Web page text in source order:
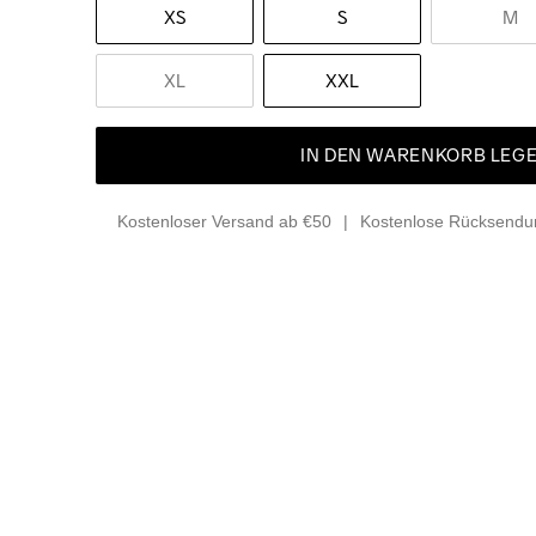
XS S M
XL XXL
IN DEN WARENKORB
Kostenloser Versand ab €50 Kostenlose